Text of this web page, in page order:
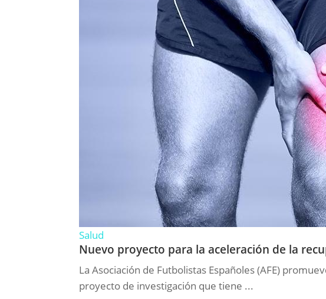
Salud
Nuevo proyecto para la aceleración de la
La Asociación de Futbolistas Españoles (AFE)
proyecto de investigación que tiene ...